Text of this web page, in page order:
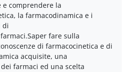
e comprendere la
la farmacodinamica e i
di
fare sulla
di farmacocinetica e di
acquisite, una
farmaci ed una scelta